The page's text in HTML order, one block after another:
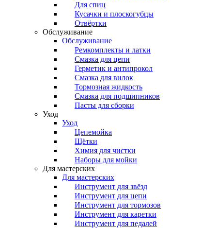
Для спиц
Кусачки и плоскогубцы
Отвёртки
Обслуживание
Обслуживание
Ремкомплекты и латки
Смазка для цепи
Герметик и антипрокол
Смазка для вилок
Тормозная жидкость
Смазка для подшипников
Пасты для сборки
Уход
Уход
Цепемойка
Щётки
Химия для чистки
Наборы для мойки
Для мастерских
Для мастерских
Инструмент для звёзд
Инструмент для цепи
Инструмент для тормозов
Инструмент для каретки
Инструмент для педалей